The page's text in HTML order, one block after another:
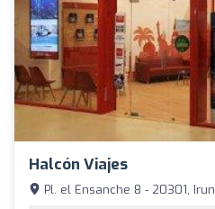
Halcón Viajes
Pl. el Ensanche 8 - 20301, Irun